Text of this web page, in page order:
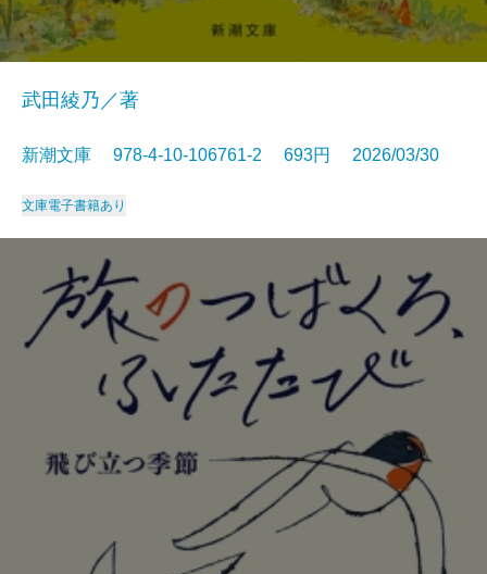
武田綾乃／著
新潮文庫 978-4-10-106761-2 693円 2026/03/30
文庫電子書籍あり